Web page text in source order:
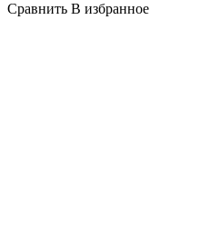
Сравнить В избранное